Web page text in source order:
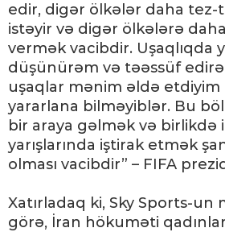
edir, digər ölkələr daha tez-
istəyir və digər ölkələrə
vermək vacibdir. Uşaqlıqda
düşünürəm və təəssüf
uşaqlar mənim əldə etdiyim
yararlana bilməyiblər. Bu
bir araya gəlmək və birlikdə
yarışlarında iştirak etmək
olması vacibdir” – FIFA
Xatırladaq ki, Sky Sports-un
görə, İran hökuməti